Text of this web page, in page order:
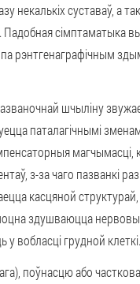
некалькіх суставаў, а
Падобная сімптаматыка
рэнтгенаграфічным
шчыліну
паталагічнымі
магчымасці,
з-за чаго пазванкі
касцяной
здушваюцца нервовыя
вобласці грудной клеткі.
поўнасцю або часткова